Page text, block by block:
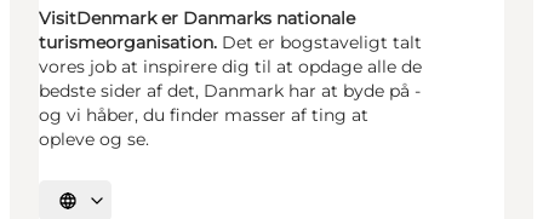
VisitDenmark er Danmarks nationale
turismeorganisation. Det er bogstaveligt talt
vores job at inspirere dig til at opdage alle de
bedste sider af det, Danmark har at byde på -
og vi håber, du finder masser af ting at
opleve og se.
Vælg sprog